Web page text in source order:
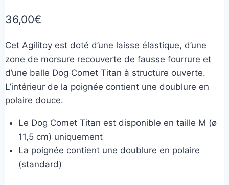
36,00€
Cet Agilitoy est doté d’une laisse élastique, d’une
zone de morsure recouverte de fausse fourrure et
d’une balle Dog Comet Titan à structure ouverte.
L’intérieur de la poignée contient une doublure en
polaire douce.
Le Dog Comet Titan est disponible en taille M (ø
11,5 cm) uniquement
La poignée contient une doublure en polaire
(standard)